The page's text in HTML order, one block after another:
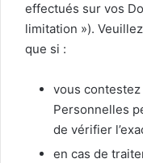
effectués sur vos
limitation »).
que si :
vous contestez
Personnelles
de vérifier
en cas de